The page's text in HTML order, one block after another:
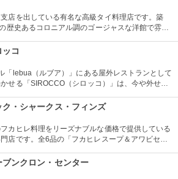
とカフェのフロアーになっています。
店を出している有名な高級タイ料理店です。築
歴史あるコロニアル調のゴージャスな洋館で雰囲
ます。ブラックチキンを使ったグリーンカレーや、
った魚料理など素材や見た目にこだわった料理を
きます。
ッコ
「lebua（ルブア）」にある屋外レストランとして
せる「SIROCCO（シロッコ）」は、今や外せな
は必見。バーは予約不要だが、レストラン早めに予
ク・シャークス・フィンズ
カヒレ料理をリーズナブルな価格で提供している
店です。全6品の「フカヒレスープ＆アワビセッ
アワビご飯を食べる事ができる人気メニューです。
ブンクロン・センター